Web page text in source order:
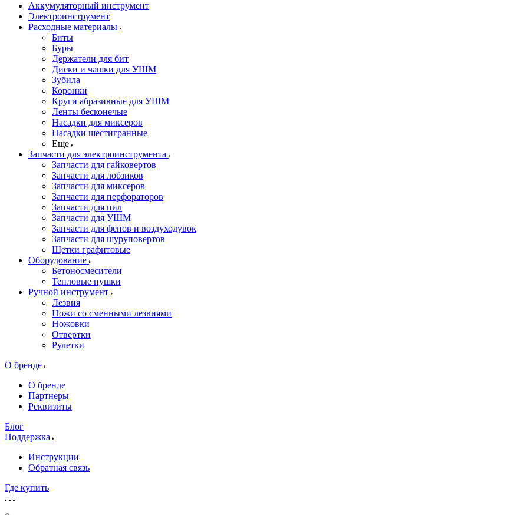
Аккумуляторный инструмент
Электроинструмент
Расходные материалы
Биты
Буры
Держатели для бит
Диски и чашки для УШМ
Зубила
Коронки
Круги абразивные для УШМ
Ленты бесконечые
Насадки для миксеров
Насадки шестигранные
Еще
Запчасти для электроинструмента
Запчасти для гайковертов
Запчасти для лобзиков
Запчасти для миксеров
Запчасти для перфораторов
Запчасти для пил
Запчасти для УШМ
Запчасти для фенов и воздуходувок
Запчасти для шуруповертов
Щетки графитовые
Оборудование
Бетоносмесители
Тепловые пушки
Ручной инструмент
Лезвия
Ножи со сменными лезвиями
Ножовки
Отвертки
Рулетки
О бренде
О бренде
Партнеры
Реквизиты
Блог
Поддержка
Инструкции
Обратная связь
Где купить